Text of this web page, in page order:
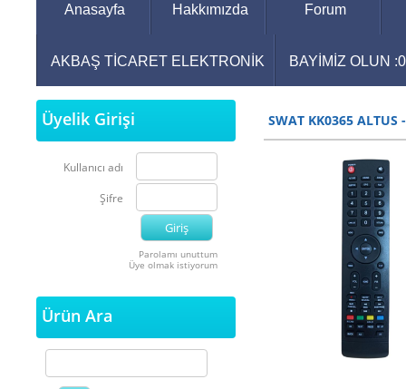
Anasayfa Hakkımızda Forum
AKBAŞ TİCARET ELEKTRONİK BAYİMİZ OLUN
Üyelik Girişi
Kullanıcı adı
Şifre
Parolamı unuttum
Üye olmak istiyorum
Ürün Ara
SWAT KK0365 ALTUS